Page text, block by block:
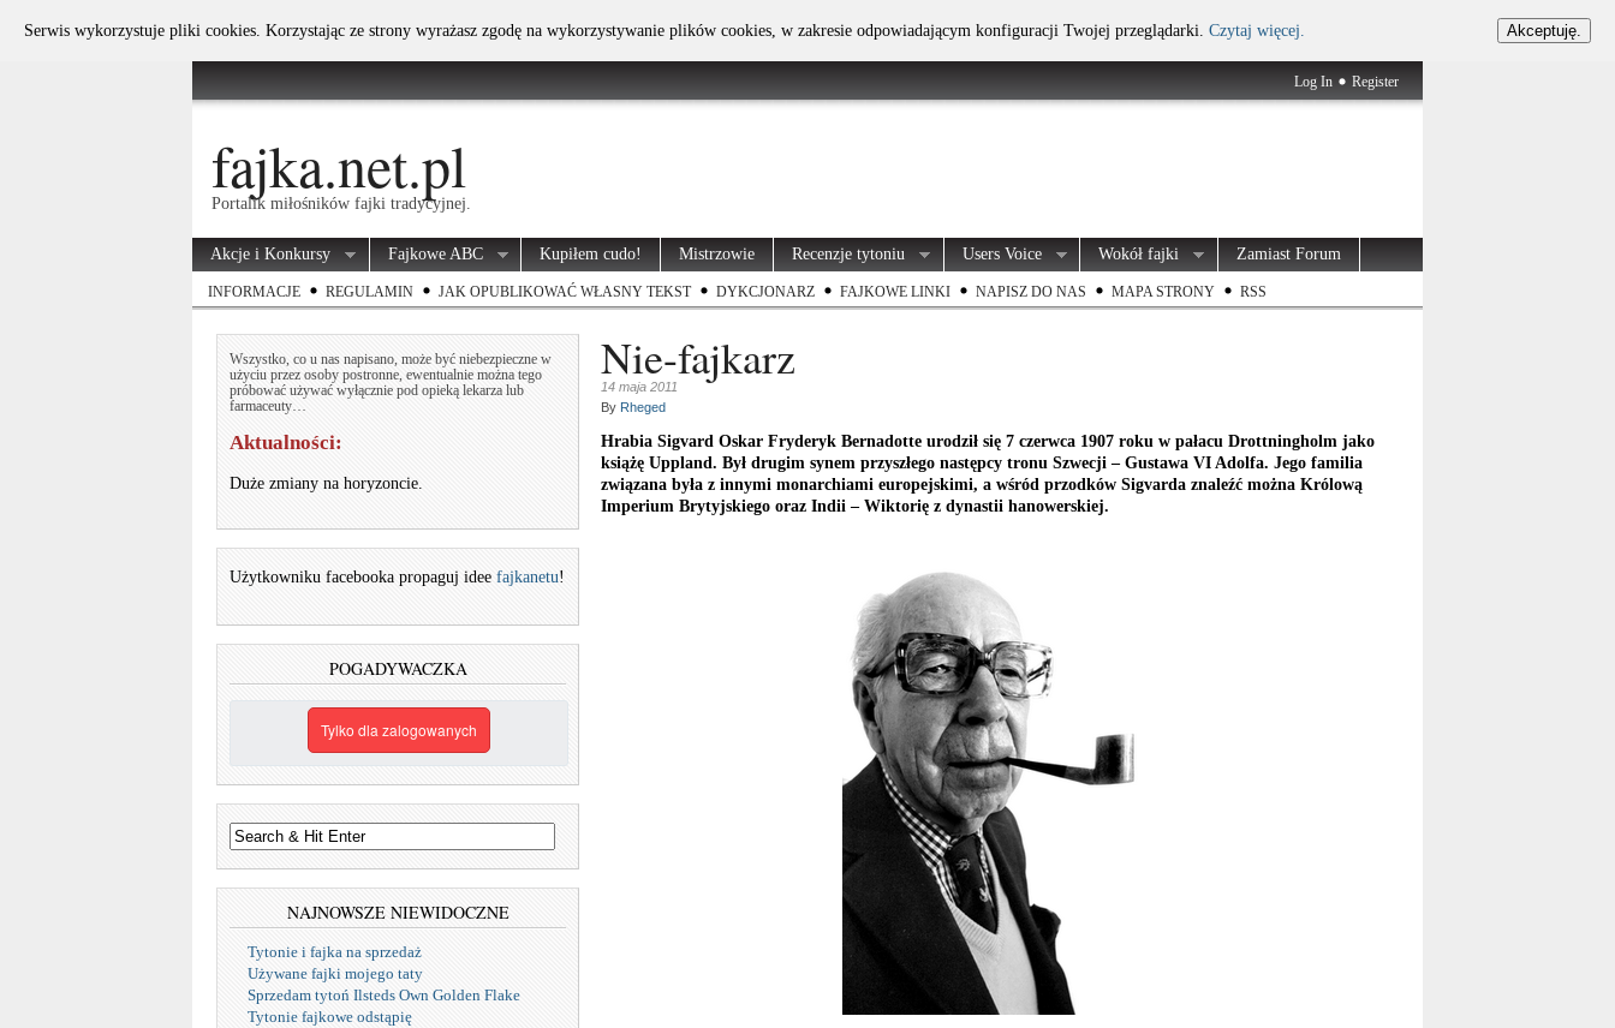
Log In Register
fajka.net.pl
Portalik miłośników fajki tradycyjnej.
Akcje i Konkursy Fajkowe ABC Kupiłem cudo! Mistrzowie Recenzje tytoniu Users Voice Wokół fajki Zamiast Forum
INFORMACJE REGULAMIN JAK OPUBLIKOWAĆ WŁASNY TEKST DYKCJONARZ FAJKOWE LINKI NAPISZ DO NAS MAPA STRONY RSS
Wszystko, co u nas napisano, może być niebezpieczne w
użyciu przez osoby postronne, ewentualnie można tego
próbować używać wyłącznie pod opieką lekarza lub
farmaceuty…
Aktualności:
Duże zmiany na horyzoncie.
Użytkowniku facebooka propaguj idee fajkanetu!
POGADYWACZKA
Tylko dla zalogowanych
NAJNOWSZE NIEWIDOCZNE
Tytonie i fajka na sprzedaż
Używane fajki mojego taty
Sprzedam tytoń Ilsteds Own Golden Flake
Tytonie fajkowe odstąpię
Nie-fajkarz
14 maja 2011
By Rheged
Hrabia Sigvard Oskar Fryderyk Bernadotte urodził się 7 czerwca 1907 roku w pałacu Drottningholm jako
książę Uppland. Był drugim synem przyszłego następcy tronu Szwecji – Gustawa VI Adolfa. Jego familia
związana była z innymi monarchiami europejskimi, a wśród przodków Sigvarda znaleźć można Królową
Imperium Brytyjskiego oraz Indii – Wiktorię z dynastii hanowerskiej.
Serwis wykorzystuje pliki cookies. Korzystając ze strony wyrażasz zgodę na wykorzystywanie plików cookies, w zakresie odpowiadającym konfiguracji Twojej przeglądarki. Czytaj więcej. Akceptuję.